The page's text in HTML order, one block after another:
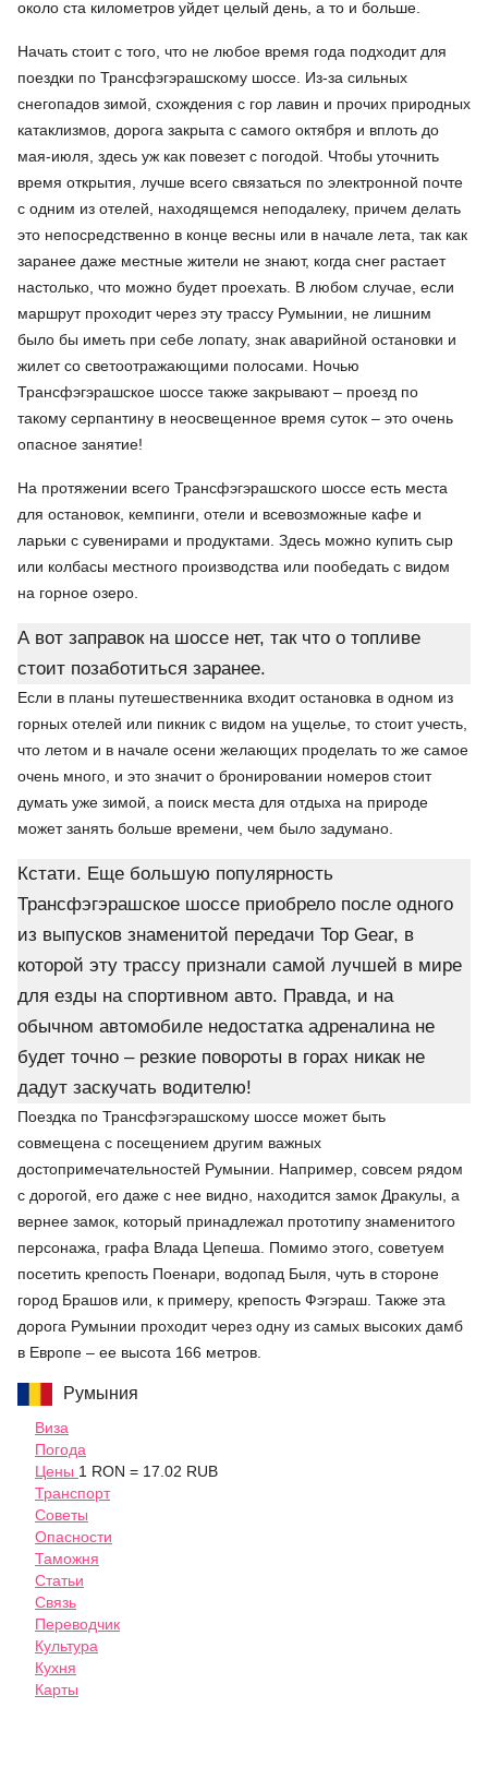
около ста километров уйдет целый день, а то и больше.
Начать стоит с того, что не любое время года подходит для
поездки по Трансфэгэрашскому шоссе. Из-за сильных
снегопадов зимой, схождения с гор лавин и прочих природных
катаклизмов, дорога закрыта с самого октября и вплоть до
мая-июля, здесь уж как повезет с погодой. Чтобы уточнить
время открытия, лучше всего связаться по электронной почте
с одним из отелей, находящемся неподалеку, причем делать
это непосредственно в конце весны или в начале лета, так как
заранее даже местные жители не знают, когда снег растает
настолько, что можно будет проехать. В любом случае, если
маршрут проходит через эту трассу Румынии, не лишним
было бы иметь при себе лопату, знак аварийной остановки и
жилет со светоотражающими полосами. Ночью
Трансфэгэрашское шоссе также закрывают – проезд по
такому серпантину в неосвещенное время суток – это очень
опасное занятие!
На протяжении всего Трансфэгэрашского шоссе есть места
для остановок, кемпинги, отели и всевозможные кафе и
ларьки с сувенирами и продуктами. Здесь можно купить сыр
или колбасы местного производства или пообедать с видом
на горное озеро.
А вот заправок на шоссе нет, так что о топливе
стоит позаботиться заранее.
Если в планы путешественника входит остановка в одном из
горных отелей или пикник с видом на ущелье, то стоит учесть,
что летом и в начале осени желающих проделать то же самое
очень много, и это значит о бронировании номеров стоит
думать уже зимой, а поиск места для отдыха на природе
может занять больше времени, чем было задумано.
Кстати. Еще большую популярность
Трансфэгэрашское шоссе приобрело после одного
из выпусков знаменитой передачи Top Gear, в
которой эту трассу признали самой лучшей в мире
для езды на спортивном авто. Правда, и на
обычном автомобиле недостатка адреналина не
будет точно – резкие повороты в горах никак не
дадут заскучать водителю!
Поездка по Трансфэгэрашскому шоссе может быть
совмещена с посещением другим важных
достопримечательностей Румынии. Например, совсем рядом
с дорогой, его даже с нее видно, находится замок Дракулы, а
вернее замок, который принадлежал прототипу знаменитого
персонажа, графа Влада Цепеша. Помимо этого, советуем
посетить крепость Поенари, водопад Быля, чуть в стороне
город Брашов или, к примеру, крепость Фэгэраш. Также эта
дорога Румынии проходит через одну из самых высоких дамб
в Европе – ее высота 166 метров.
Румыния
Виза
Погода
Цены 1 RON = 17.02 RUB
Транспорт
Советы
Опасности
Таможня
Статьи
Связь
Переводчик
Культура
Кухня
Карты